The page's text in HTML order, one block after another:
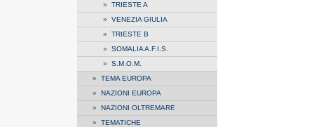
» TRIESTE A
» VENEZIA GIULIA
» TRIESTE B
» SOMALIA A.F.I.S.
» S.M.O.M.
» TEMA EUROPA
» NAZIONI EUROPA
» NAZIONI OLTREMARE
» TEMATICHE